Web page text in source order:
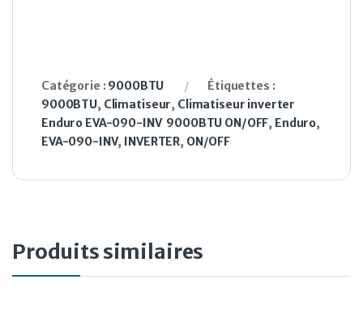
Catégorie :9000BTU
Étiquettes :
9000BTU, Climatiseur, Climatiseur inverter
Enduro EVA-090-INV 9000BTU ON/OFF, Enduro,
EVA-090-INV, INVERTER, ON/OFF
Produits similaires